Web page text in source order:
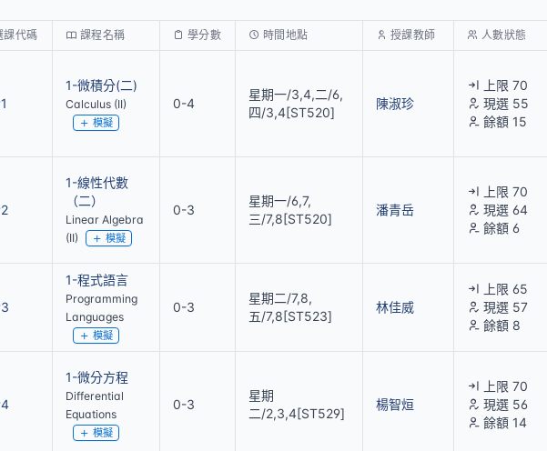
課代碼 課程名稱 學分數 時間地點 授課教師 人數狀態
1-微積分(二)
Calculus (II)
模擬
0-4
星期一/3,4,二/6,
四/3,4[ST520]
陳淑珍
上限 70
現選 55
餘額 15
1-線性代數
（二）
Linear Algebra
(II)
模擬
0-3
星期一/6,7,
三/7,8[ST520]
潘青岳
上限 70
現選 64
餘額 6
1-程式語言
Programming
Languages
模擬
0-3
星期二/7,8,
五/7,8[ST523]
林佳威
上限 65
現選 57
餘額 8
1-微分方程
Differential
Equations
模擬
0-3
星期
二/2,3,4[ST529]
楊智烜
上限 70
現選 56
餘額 14